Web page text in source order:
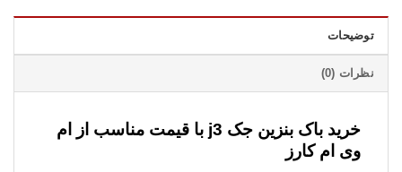
توضیحات
نظرات (0)
خرید باک بنزین جک j3 با قیمت مناسب از ام
وی ام کارز